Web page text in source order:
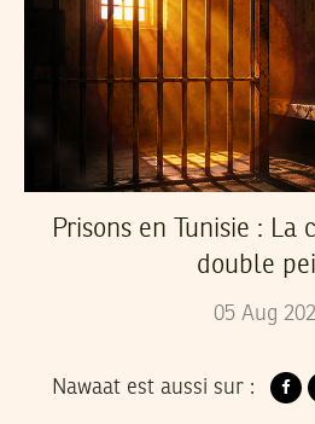
Prisons en Tunisie : La
double
05 Aug
Nawaat est aussi sur :